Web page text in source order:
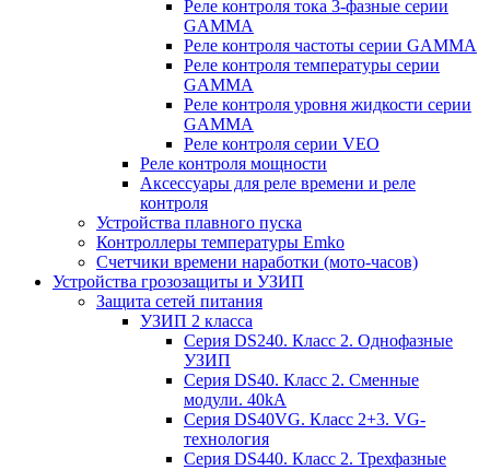
Реле контроля тока 3-фазные серии
GAMMA
Реле контроля частоты серии GAMMA
Реле контроля температуры серии
GAMMA
Реле контроля уровня жидкости серии
GAMMA
Реле контроля серии VEO
Реле контроля мощности
Аксессуары для реле времени и реле
контроля
Устройства плавного пуска
Контроллеры температуры Emko
Счетчики времени наработки (мото-часов)
Устройства грозозащиты и УЗИП
Защита сетей питания
УЗИП 2 класса
Серия DS240. Класс 2. Однофазные
УЗИП
Серия DS40. Класс 2. Сменные
модули. 40kA
Серия DS40VG. Класс 2+3. VG-
технология
Серия DS440. Класс 2. Трехфазные